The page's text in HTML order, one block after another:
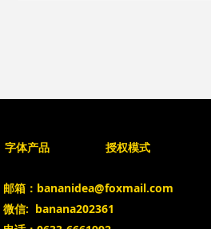
字体产品 授权模式
邮箱：bananidea@foxmail.com
微信: banana202361